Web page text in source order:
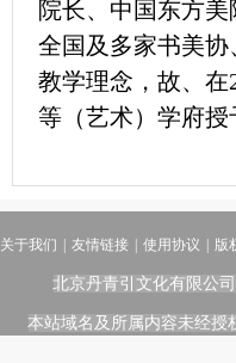
院长、中国东方
全国及多家书美
教学理念，故、在
等（艺术）学府
关于我们 友情链接 使用协议 版
北京丹青引文化有限公
本站域名及所属内容未经授